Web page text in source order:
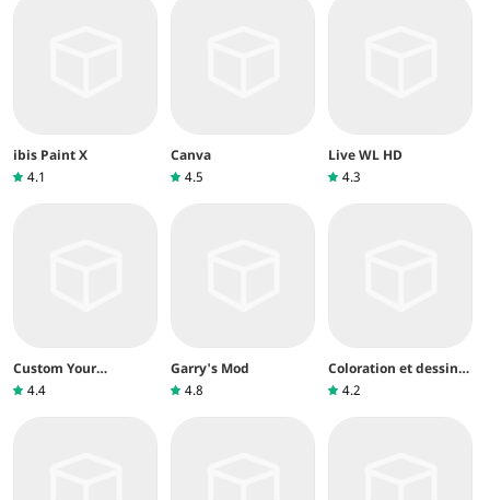
ibis Paint X
4.1
Canva
4.5
Live WL HD
4.3
Custom Your
Charging
4.4
Garry's Mod
4.8
Coloration et dessin
de robe pour les
enfants
4.2